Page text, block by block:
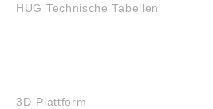
HUG Technische Tabellen
3D-Plattform